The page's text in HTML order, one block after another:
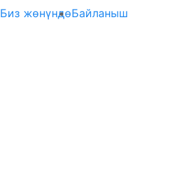
Биз жөнүндөБайланыш